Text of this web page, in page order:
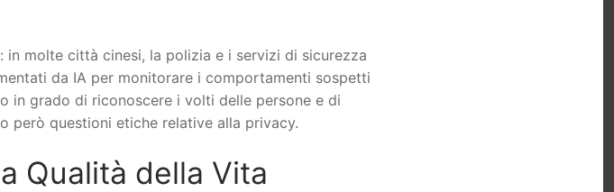
in molte città cinesi, la polizia e i servizi di sicurezza
da IA per monitorare i comportamenti sospetti
in grado di riconoscere i volti delle persone e di
però questioni etiche relative alla privacy.
Qualità della Vita